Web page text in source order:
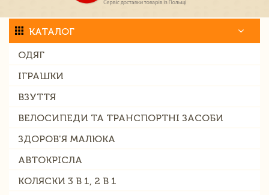
КАТАЛОГ
ОДЯГ
ІГРАШКИ
ВЗУТТЯ
ВЕЛОСИПЕДИ ТА ТРАНСПОРТНІ ЗАСОБИ
ЗДОРОВ'Я МАЛЮКА
АВТОКРІСЛА
КОЛЯСКИ 3 В 1, 2 В 1